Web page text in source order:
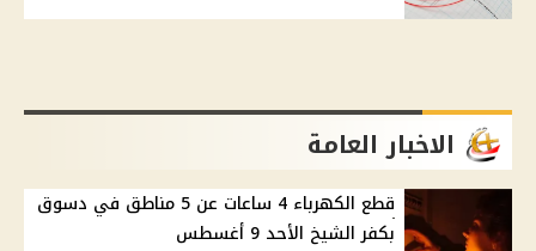
الاخبار العامة
قطع الكهرباء 4 ساعات عن 5 مناطق في دسوق
بكفر الشيخ الأحد 9 أغسطس